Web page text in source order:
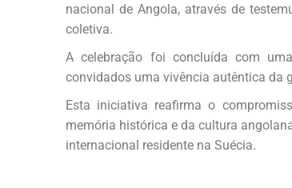
nacional de Angola, através de
coletiva.
A celebração foi concluída com
convidados uma vivência autêntica da
Esta iniciativa reafirma o
memória histórica e da cultura
internacional residente na Suécia.